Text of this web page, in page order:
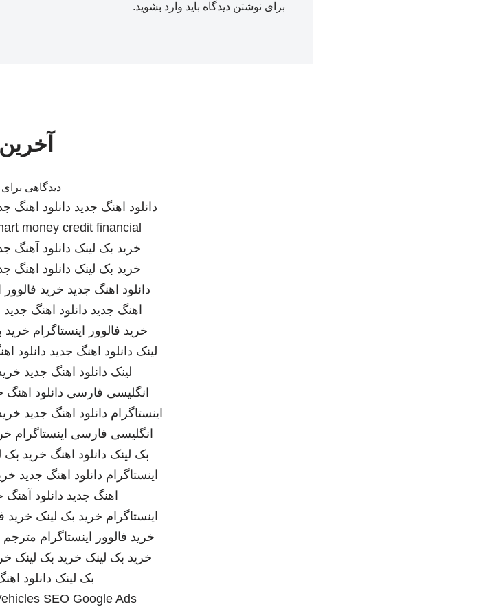
برای نوشتن دیدگاه باید وارد بشوید.
دیدگاهی
دانلود اهنگ جدید دانلود اهنگ
money credit financial
خرید بک لینک دانلود آهنگ
خرید بک لینک دانلود اهنگ
دانلود اهنگ جدید خرید فالوور
اهنگ جدید دانلود اهنگ جدید
خرید فالوور اینستاگرام خرید
لینک دانلود اهنگ جدید دانلود
لینک دانلود اهنگ جدید
انگلیسی فارسی دانلود اهنگ
اینستاگرام دانلود اهنگ جدید
انگلیسی فارسی اینستاگرام
بک لینک دانلود اهنگ خرید بک
اینستاگرام دانلود اهنگ جدید
اهنگ جدید دانلود آهنگ
اینستاگرام خرید بک لینک خرید
خرید فالوور اینستاگرام مترجم
خرید بک لینک خرید بک لینک
بک لینک دانلود
SEO Google Ads